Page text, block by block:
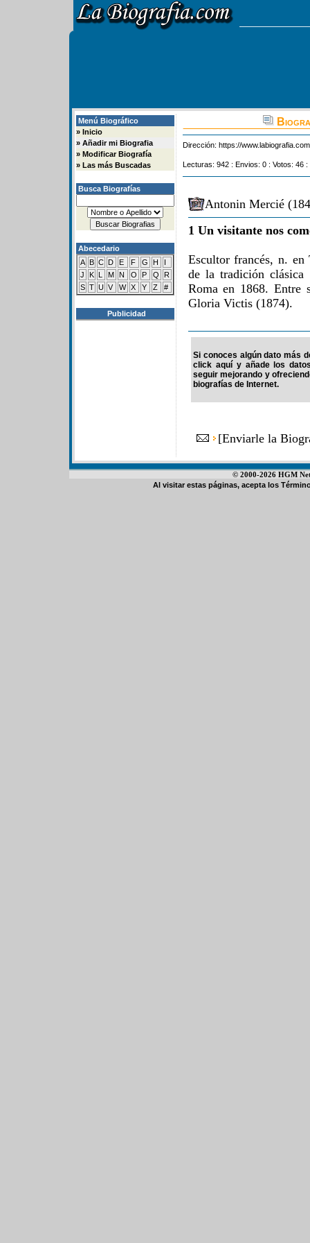
Menú Biográfico
» Inicio
» Añadir mi Biografia
» Modificar Biografía
» Las más Buscadas
Busca Biografías
Abecedario
A B C D E F G H
I
J
K L M N O P Q
R
S T U V W X Y Z #
Publicidad
Dirección: https://
Lecturas: 942 : Envios: 0 : Votos: 46
Antonin Mercié
1 Un visitante nos
Escultor francés, n.
de la tradición
Roma en 1868. Entre
Gloria Victis (1874).
Si conoces algún dato más
click aquí y añade los
seguir mejorando y
biografías de Internet.
[Enviarle la
© 2000-2026 HGM
Al visitar estas páginas, acepta los